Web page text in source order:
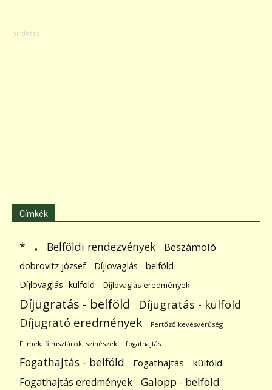
Címkék
* . Belföldi rendezvények Beszámoló
dobrovitz józsef
Díjlovaglás - belföld
Díjlovaglás- külföld
Díjlovaglás eredmények
Díjugratás - belföld Díjugratás - külföld
Díjugrató eredmények Fertőző kevésvérűség
Filmek; filmsztárok; színészek fogathajtás
Fogathajtás - belföld Fogathajtás - külföld
Fogathajtás eredmények Galopp - belföld